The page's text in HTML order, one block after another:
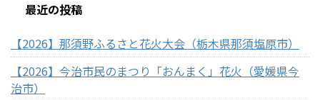
最近の投稿
【2026】那須野ふるさと花火大会（栃木県那須塩原市）
【2026】今治市民のまつり「おんまく」花火（愛媛県今
治市）